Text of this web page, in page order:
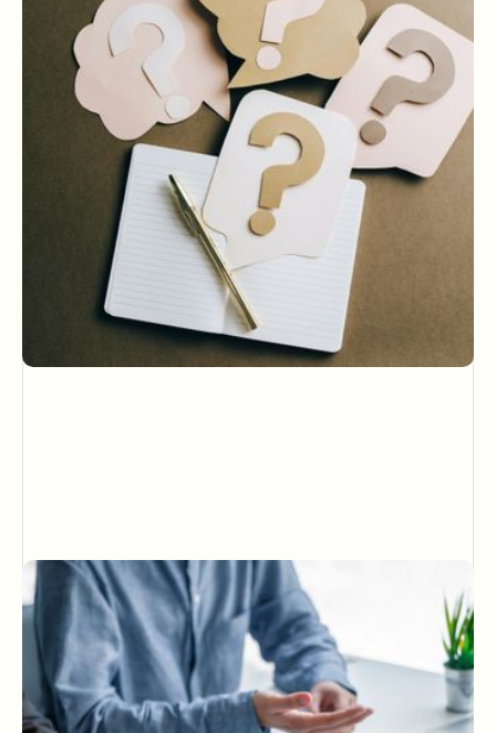
Sur le même sujet
Carrière
La collaboration salariée : ce qu’il faut
savoir
publié le10/12/2025